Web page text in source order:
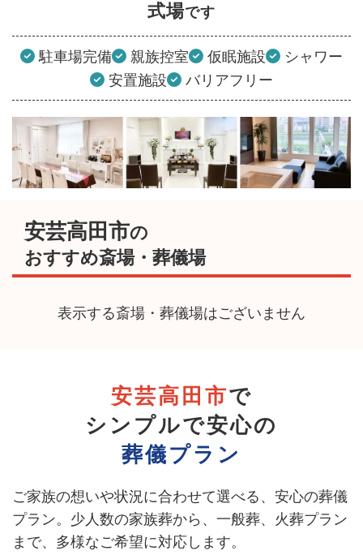
式場です
駐車場完備 親族控室 仮眠施設
シャワー
安置施設
バリアフリー
安芸高田市の
おすすめ斎場・葬儀場
表示する斎場・葬儀場はございません
安芸高田市で
シンプルで安心の
葬儀プラン
ご家族の想いや状況に合わせて選べる、安心の葬儀
プラン。 少人数の家族葬から、一般葬、火葬プラン
まで、多様なご希望に対応します。